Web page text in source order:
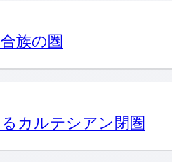
族の圏
カルテシアン閉圏